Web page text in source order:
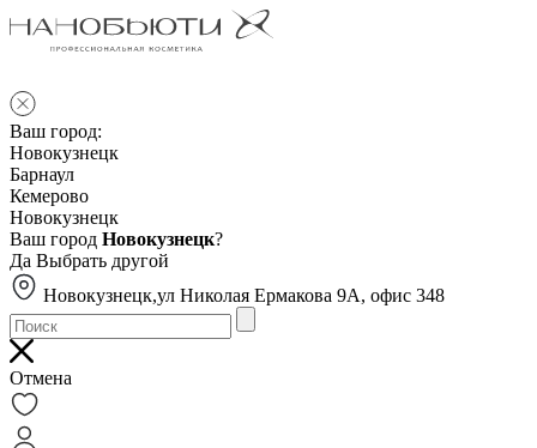
Ваш город:
Новокузнецк
Барнаул
Кемерово
Новокузнецк
Ваш город Новокузнецк?
Да Выбрать другой
Новокузнецк,ул Николая Ермакова 9А, офис 348
Отмена